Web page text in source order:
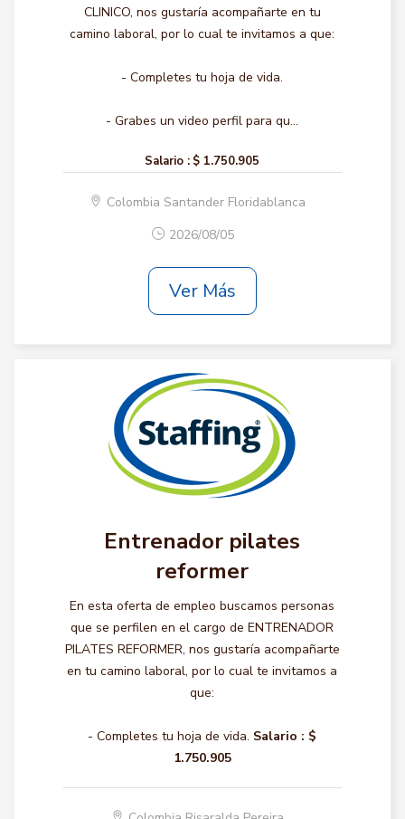
CLINICO, nos gustaría acompañarte en tu
camino laboral, por lo cual te invitamos a que:
- Completes tu hoja de vida.
- Grabes un video perfil para qu...
Salario : $ 1.750.905
Colombia Santander Floridablanca
2026/08/05
Ver Más
Entrenador pilates
reformer
En esta oferta de empleo buscamos personas
que se perfilen en el cargo de ENTRENADOR
PILATES REFORMER, nos gustaría acompañarte
en tu camino laboral, por lo cual te invitamos a
que:
- Completes tu hoja de vida. Salario : $
1.750.905